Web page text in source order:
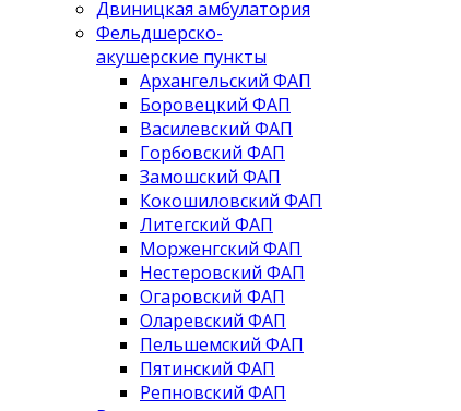
Двиницкая амбулатория
Фельдшерско-
акушерские пункты
Архангельский ФАП
Боровецкий ФАП
Василевский ФАП
Горбовский ФАП
Замошский ФАП
Кокошиловский ФАП
Литегский ФАП
Морженгский ФАП
Нестеровский ФАП
Огаровский ФАП
Оларевский ФАП
Пельшемский ФАП
Пятинский ФАП
Репновский ФАП